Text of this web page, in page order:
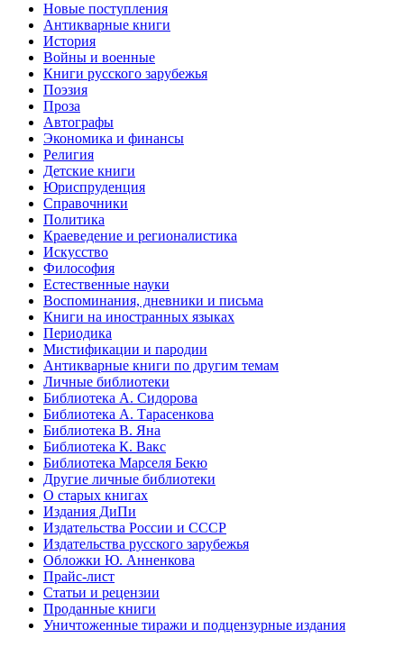
Новые поступления
Антикварные книги
История
Войны и военные
Книги русского зарубежья
Поэзия
Проза
Автографы
Экономика и финансы
Религия
Детские книги
Юриспруденция
Справочники
Политика
Краеведение и регионалистика
Искусство
Философия
Естественные науки
Воспоминания, дневники и письма
Книги на иностранных языках
Периодика
Мистификации и пародии
Антикварные книги по другим темам
Личные библиотеки
Библиотека А. Сидорова
Библиотека А. Тарасенкова
Библиотека В. Яна
Библиотека К. Вакс
Библиотека Марселя Бекю
Другие личные библиотеки
О старых книгах
Издания ДиПи
Издательства России и СССР
Издательства русского зарубежья
Обложки Ю. Анненкова
Прайс-лист
Статьи и рецензии
Проданные книги
Уничтоженные тиражи и подцензурные издания